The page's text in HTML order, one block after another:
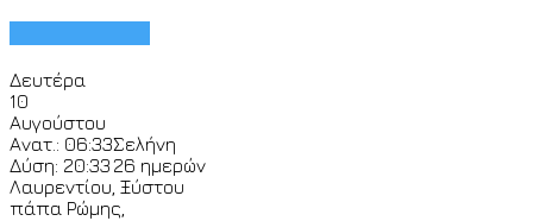
Δευτέρα
10
Αυγούστου
Ανατ.: 06:33
Δύση: 20:33
Σελήνη
26 ημερών
Λαυρεντίου, Ξύστου
πάπα Ρώμης,